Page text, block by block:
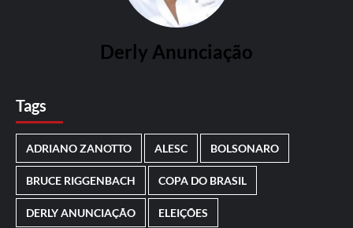
Derly Anunciação
Tags
ADRIANO ZANOTTO ALESC BOLSONARO
BRUCE RIGGENBACH COPA DO BRASIL
DERLY ANUNCIAÇÃO ELEIÇÕES